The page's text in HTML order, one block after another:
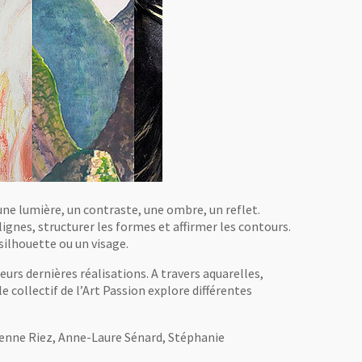
lumière, un contraste, une ombre, un reflet.
structurer les formes et affirmer les contours.
ou un visage.
dernières réalisations. A travers aquarelles,
collectif de l’Art Passion explore différentes
Riez, Anne-Laure Sénard, Stéphanie